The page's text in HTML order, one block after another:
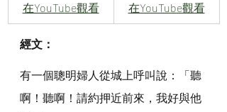
在YouTube觀看 在YouTube觀看
經文：
有一個聰明婦人從城上呼叫說：「聽
啊！聽啊！請約押近前來，我好與他